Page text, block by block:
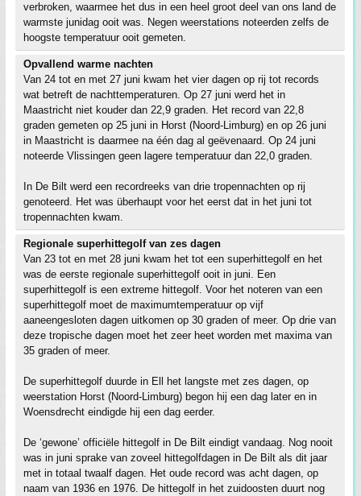
verbroken, waarmee het dus in een heel groot deel van ons land de
warmste junidag ooit was. Negen weerstations noteerden zelfs de
hoogste temperatuur ooit gemeten.
Opvallend warme nachten
Van 24 tot en met 27 juni kwam het vier dagen op rij tot records
wat betreft de nachttemperaturen. Op 27 juni werd het in
Maastricht niet kouder dan 22,9 graden. Het record van 22,8
graden gemeten op 25 juni in Horst (Noord-Limburg) en op 26 juni
in Maastricht is daarmee na één dag al geëvenaard. Op 24 juni
noteerde Vlissingen geen lagere temperatuur dan 22,0 graden.
In De Bilt werd een recordreeks van drie tropennachten op rij
genoteerd. Het was überhaupt voor het eerst dat in het juni tot
tropennachten kwam.
Regionale superhittegolf van zes dagen
Van 23 tot en met 28 juni kwam het tot een superhittegolf en het
was de eerste regionale superhittegolf ooit in juni. Een
superhittegolf is een extreme hittegolf. Voor het noteren van een
superhittegolf moet de maximumtemperatuur op vijf
aaneengesloten dagen uitkomen op 30 graden of meer. Op drie van
deze tropische dagen moet het zeer heet worden met maxima van
35 graden of meer.
De superhittegolf duurde in Ell het langste met zes dagen, op
weerstation Horst (Noord-Limburg) begon hij een dag later en in
Woensdrecht eindigde hij een dag eerder.
De ‘gewone’ officiële hittegolf in De Bilt eindigt vandaag. Nog nooit
was in juni sprake van zoveel hittegolfdagen in De Bilt als dit jaar
met in totaal twaalf dagen. Het oude record was acht dagen, op
naam van 1936 en 1976. De hittegolf in het zuidoosten duurt nog